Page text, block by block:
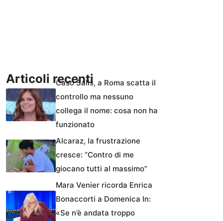
Articoli recentiCaso Salis, a Roma scatta il
controllo ma nessuno
collega il nome: cosa non ha
funzionato
Alcaraz, la frustrazione
cresce: “Contro di me
giocano tutti al massimo”
Mara Venier ricorda Enrica
Bonaccorti a Domenica In:
«Se n’è andata troppo